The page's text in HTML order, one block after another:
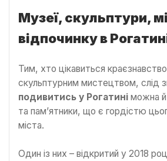
Музеї, скульптури,
відпочинку в
Тим, хто цікавиться
скульптурним мистецтвом, слід
подивитись у Рогатині можна й
та пам’ятники, що є гордістю
міста.
Один із них – відкритий у 2018